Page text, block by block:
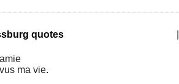
quotes
ma vie.